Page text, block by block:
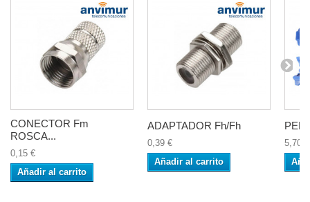
CONECTOR Fm
ROSCA...
0,15 €
Añadir al carrito
ADAPTADOR Fh/Fh
0,39 €
Añadir al carrito
5,70 €